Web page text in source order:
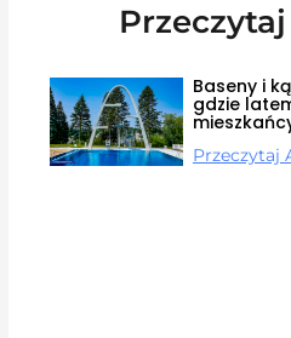
Baseny i
gdzie
Przeczytaj